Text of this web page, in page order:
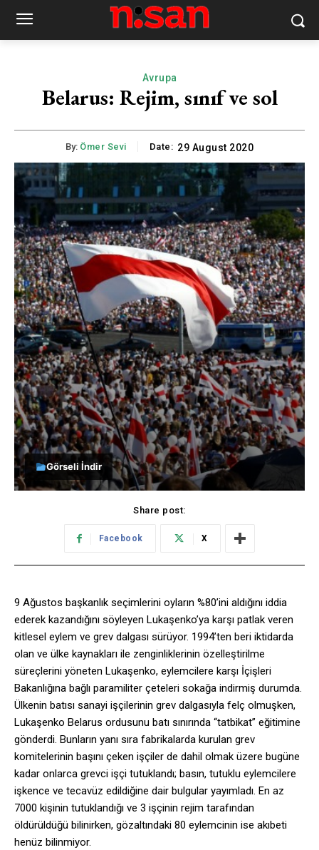
Avrupa
Belarus: Rejim, sınıf ve sol
By: Ömer Sevi Date: 29 August 2020
Görseli İndir
Share post:
Facebook X
9 Ağustos başkanlık seçimlerini oyların %80’ini aldığını iddia
ederek kazandığını söyleyen Lukaşenko’ya karşı patlak veren
kitlesel eylem ve grev dalgası sürüyor. 1994’ten beri iktidarda
olan ve ülke kaynakları ile zenginliklerinin özelleştirilme
süreçlerini yöneten Lukaşenko, eylemcilere karşı İçişleri
Bakanlığına bağlı paramiliter çeteleri sokağa indirmiş durumda.
Ülkenin batısı sanayi işçilerinin grev dalgasıyla felç olmuşken,
Lukaşenko Belarus ordusunu batı sınırında “tatbikat” eğitimine
gönderdi. Bunların yanı sıra fabrikalarda kurulan grev
komitelerinin başını çeken işçiler de dahil olmak üzere bugüne
kadar onlarca grevci işçi tutuklandı; basın, tutuklu eylemcilere
işkence ve tecavüz edildiğine dair bulgular yayımladı. En az
7000 kişinin tutuklandığı ve 3 işçinin rejim tarafından
öldürüldüğü bilinirken, gözaltındaki 80 eylemcinin ise akıbeti
henüz bilinmiyor.